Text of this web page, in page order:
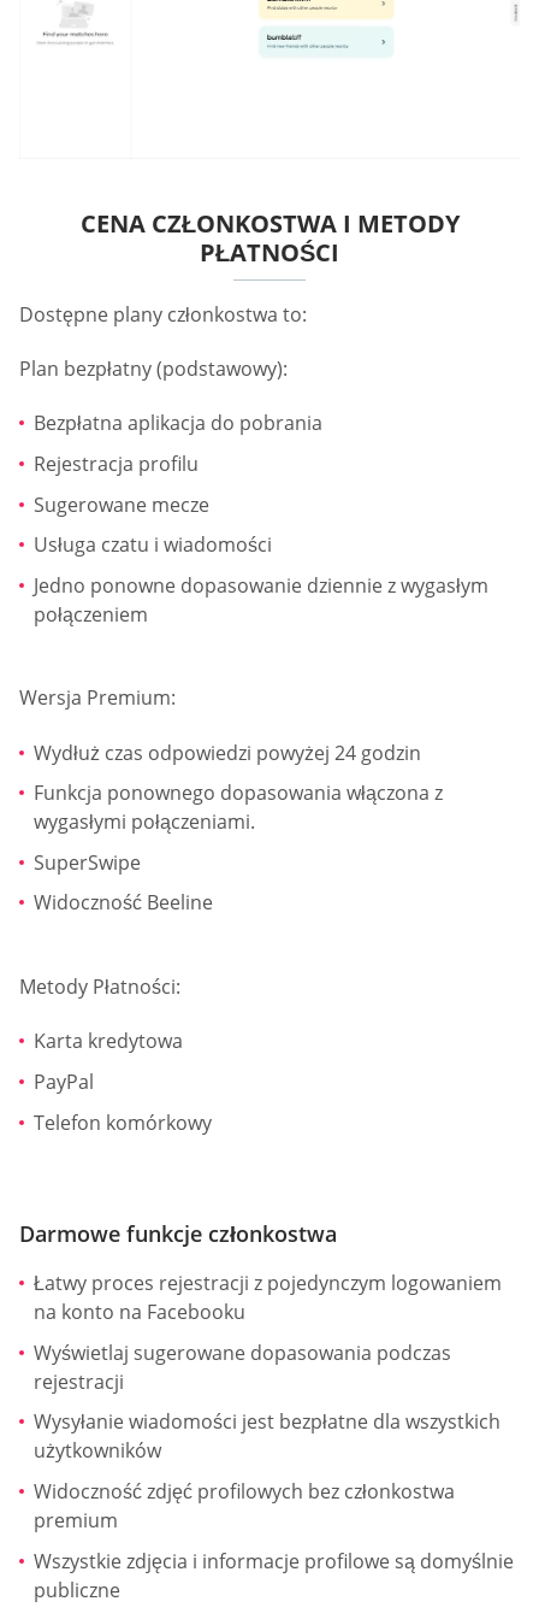
CENA CZŁONKOSTWA I METODY
PŁATNOŚCI
Dostępne plany członkostwa to:
Plan bezpłatny (podstawowy):
Bezpłatna aplikacja do pobrania
Rejestracja profilu
Sugerowane mecze
Usługa czatu i wiadomości
Jedno ponowne dopasowanie dziennie z wygasłym
połączeniem
Wersja Premium:
Wydłuż czas odpowiedzi powyżej 24 godzin
Funkcja ponownego dopasowania włączona z
wygasłymi połączeniami.
SuperSwipe
Widoczność Beeline
Metody Płatności:
Karta kredytowa
PayPal
Telefon komórkowy
Darmowe funkcje członkostwa
Łatwy proces rejestracji z pojedynczym logowaniem
na konto na Facebooku
Wyświetlaj sugerowane dopasowania podczas
rejestracji
Wysyłanie wiadomości jest bezpłatne dla wszystkich
użytkowników
Widoczność zdjęć profilowych bez członkostwa
premium
Wszystkie zdjęcia i informacje profilowe są domyślnie
publiczne